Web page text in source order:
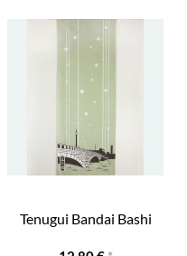
Tenugui Bandai Bashi